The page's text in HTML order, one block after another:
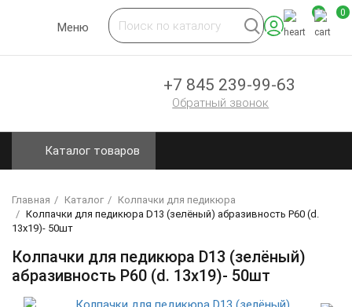
Toggle
Меню
0 0
+7 845 239-99-63
Обратный звонок
Каталог товаров
Главная Каталог
Колпачки для педикюра
Колпачки для педикюра D13 (зелёный) абразивность Р60 (d.
13x19)- 50шт
Колпачки для педикюра D13 (зелёный)
абразивность Р60 (d. 13x19)- 50шт